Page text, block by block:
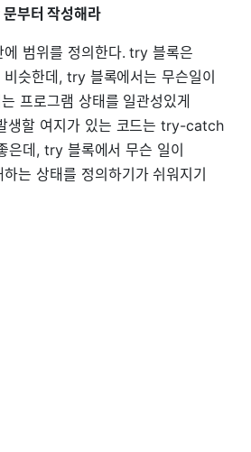
부터 작성해라
에 범위를 정의한다. try 블록은
슷한데, try 블록에서는 무슨일이
프로그램 상태를 일관성있게
생할 여지가 있는 코드는 try-catch
은데, try 블록에서 무슨 일이
는 상태를 정의하기가 쉬워지기